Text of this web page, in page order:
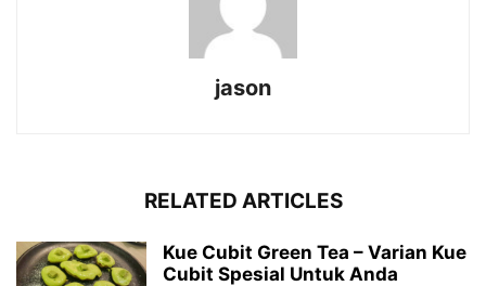
jason
RELATED ARTICLES
Kue Cubit Green Tea – Varian Kue
Cubit Spesial Untuk Anda